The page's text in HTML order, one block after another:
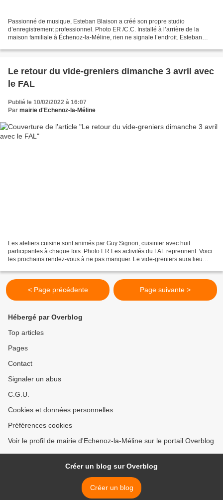
Passionné de musique, Esteban Blaison a créé son propre studio
d’enregistrement professionnel. Photo ER /C.C. Installé à l’arrière de la
maison familiale à Échenoz-la-Méline, rien ne signale l’endroit. Esteban
Le retour du vide-greniers dimanche 3 avril avec
le FAL
Publié le 10/02/2022 à 16:07
Par mairie d'Echenoz-la-Méline
Les ateliers cuisine sont animés par Guy Signori, cuisinier avec huit
participantes à chaque fois. Photo ER Les activités du FAL reprennent. Voici
les prochains rendez-vous à ne pas manquer. Le vide-greniers aura lieu
< Page précédente Page suivante >
Hébergé par Overblog
Top articles
Pages
Contact
Signaler un abus
C.G.U.
Cookies et données personnelles
Préférences cookies
Voir le profil de mairie d'Echenoz-la-Méline sur le portail Overblog
Créer un blog sur Overblog
Créer un blog